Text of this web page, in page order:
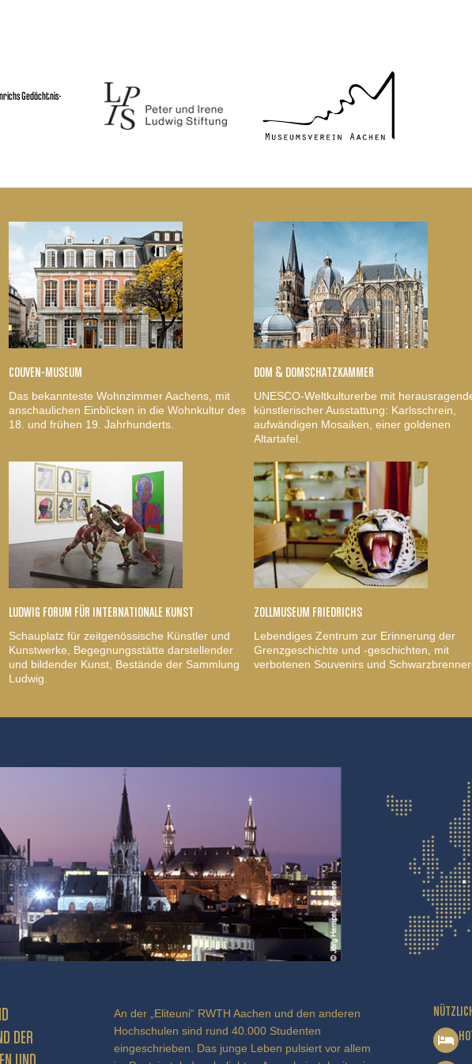
Gedächtnis-
COUVEN-MUSEUM
Das bekannteste Wohnzimmer Aachens, mit
anschaulichen Einblicken in die Wohnkultur des
18. und frühen 19. Jahrhunderts.
DOM & DOMSCHATZKAMMER
UNESCO-Weltkulturerbe mit
künstlerischer Ausstattung: Karlsschrein,
aufwändigen Mosaiken, einer goldenen
Altartafel.
LUDWIG FORUM FÜR INTERNATIONALE KUNST
Schauplatz für zeitgenössische Künstler und
Kunstwerke, Begegnungsstätte darstellender
und bildender Kunst, Bestände der Sammlung
Ludwig.
ZOLLMUSEUM FRIEDRICHS
Lebendiges Zentrum zur Erinnerung der
Grenzgeschichte und -geschichten, mit
verbotenen Souvenirs und
DER P
An der „Eliteuni“ RWTH Aachen und den anderen
Hochschulen sind rund 40.000 Studenten
eingeschrieben. Das junge Leben pulsiert vor allem